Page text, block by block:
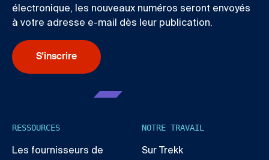
électronique, les nouveaux numéros seront envoyés
à votre adresse e-mail dès leur publication.
S'inscrire
RESSOURCES
Les fournisseurs de
NOTRE TRAVAIL
Sur Trekk